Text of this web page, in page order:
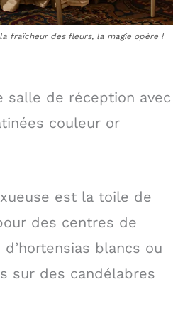
fraîcheur des fleurs, la magie opère !
salle de réception avec
couleur or
est la toile de
des centres de
blancs ou
sur des candélabres